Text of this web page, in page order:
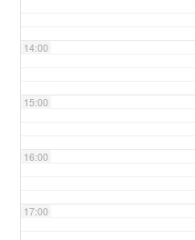
14:00
15:00
16:00
17:00